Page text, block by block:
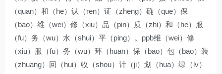
（quan）和（he）认（ren）证（zheng）确（que）保
（bao）维（wei）修（xiu）品（pin）质（zhi）和（he）服
（fu）务（wu）水（shui）平（ping）。ppb维（wei）修
（xiu）服（fu）务（wu）环（huan）保（bao）包（bao）装
（zhuang）回（hui）收（shou）计（ji）划（hua）绿（lv）